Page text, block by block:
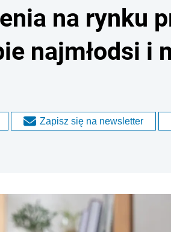
na rynku
najmłodsi i
Zapisz się na newsletter